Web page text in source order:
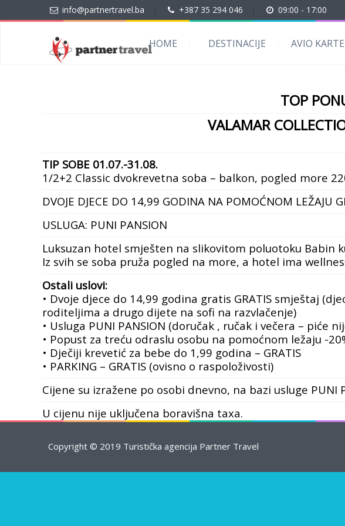
info@partnertravel.ba +387 35 294 046 09:00 - 17:00
HOME DESTINACIJE AVIO KARTE
TOP
VALAMAR
TIP SOBE 01.07.-31.08.
1/2+2 Classic dvokrevetna soba – balkon, pogled more
DVOJE DJECE DO 14,99 GODINA NA POMOĆNOM LEŽAJU
USLUGA: PUNI PANSION
Luksuzan hotel smješten na slikovitom poluotoku Babin
Iz svih se soba pruža pogled na more, a hotel ima
Ostali uslovi:
• Dvoje djece do 14,99 godina gratis GRATIS smještaj
roditeljima a drugo dijete na sofi na razvlačenje)
• Usluga PUNI PANSION (doručak , ručak i večera – piće
• Popust za treću odraslu osobu na pomoćnom ležaju -
• Dječiji krevetić za bebe do 1,99 godina – GRATIS
• PARKING – GRATIS (ovisno o raspoloživosti)
Cijene su izražene po osobi dnevno, na bazi usluge PUNI
U cijenu nije uključena boravišna taxa.
Copyright © 2019 Turistička agencija Partner Travel